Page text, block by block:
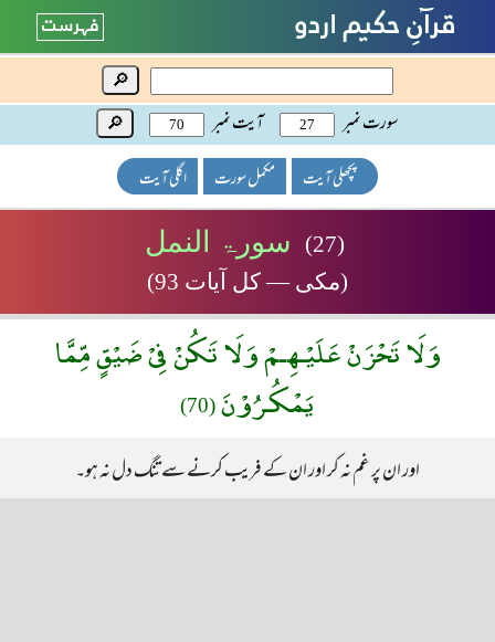
🔎
سورت نمبر آیت نمبر 🔎
پچھلی آیت مکمل سورت اگلی آیت
(27) سورۃ النمل
(مکی — کل آیات 93)
وَلَا تَحْزَنْ عَلَيْـهِـمْ وَلَا تَكُنْ فِىْ ضَيْقٍ مِّمَّا
يَمْكُـرُوْنَ(70)
اور ان پر غم نہ کر اور ان کے فریب کرنے سے تنگ دل نہ ہو۔